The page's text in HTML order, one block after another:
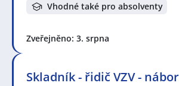
Vhodné také pro absolventy
Zveřejněno: 3. srpna
Skladník - řidič VZV -